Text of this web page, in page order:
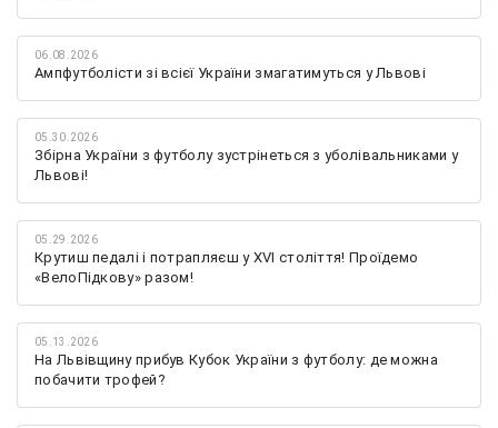
06.08.2026
Ампфутболісти зі всієї України змагатимуться у Львові
05.30.2026
Збірна України з футболу зустрінеться з уболівальниками у
Львові!
05.29.2026
Крутиш педалі і потрапляєш у XVI століття! Проїдемо
«ВелоПідкову» разом!
05.13.2026
На Львівщину прибув Кубок України з футболу: де можна
побачити трофей?